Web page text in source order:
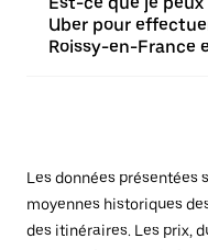
Uber pour
Roissy-en-France
Les données présentées
moyennes historiques
des itinéraires. Les prix,